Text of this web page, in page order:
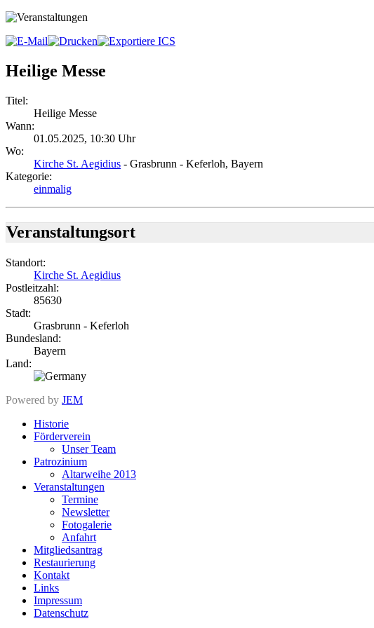
Heilige Messe
Titel:
Heilige Messe
Wann:
01.05.2025, 10:30 Uhr
Wo:
Kirche St. Aegidius - Grasbrunn - Keferloh, Bayern
Kategorie:
einmalig
Veranstaltungsort
Standort:
Kirche St. Aegidius
Postleitzahl:
85630
Stadt:
Grasbrunn - Keferloh
Bundesland:
Bayern
Land:
Powered by JEM
Historie
Förderverein
Unser Team
Patrozinium
Altarweihe 2013
Veranstaltungen
Termine
Newsletter
Fotogalerie
Anfahrt
Mitgliedsantrag
Restaurierung
Kontakt
Links
Impressum
Datenschutz